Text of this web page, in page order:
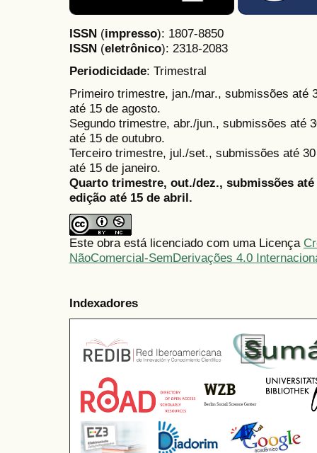
ISSN (impresso): 1807-8850
ISSN (eletrônico): 2318-2083
Periodicidade: Trimestral
Primeiro trimestre, jan./mar., submissões até
até 15 de agosto.
Segundo trimestre, abr./jun., submissões até
até 15 de outubro.
Terceiro trimestre, jul./set., submissões até
até 15 de janeiro.
Quarto trimestre, out./dez., submissões
edição até 15 de abril.
Este obra está licenciado com uma Licença
NãoComercial-SemDerivações 4.0
Indexadores